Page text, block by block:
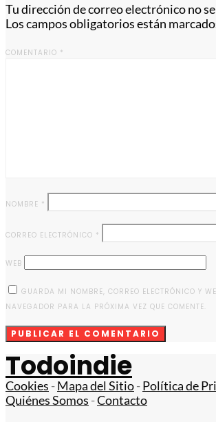
Tu dirección de correo electrónico no
Los campos obligatorios están
COMENTARIO *
NOMBRE *
CORREO ELECTRÓNICO *
WEB
GUARDA MI NOMBRE, CORREO ELECTRÓNICO Y
NAVEGADOR PARA LA PRÓXIMA VEZ QUE COMENTE.
Todoindie
Cookies -Mapa del Sitio-Política de
Quiénes Somos -Contacto